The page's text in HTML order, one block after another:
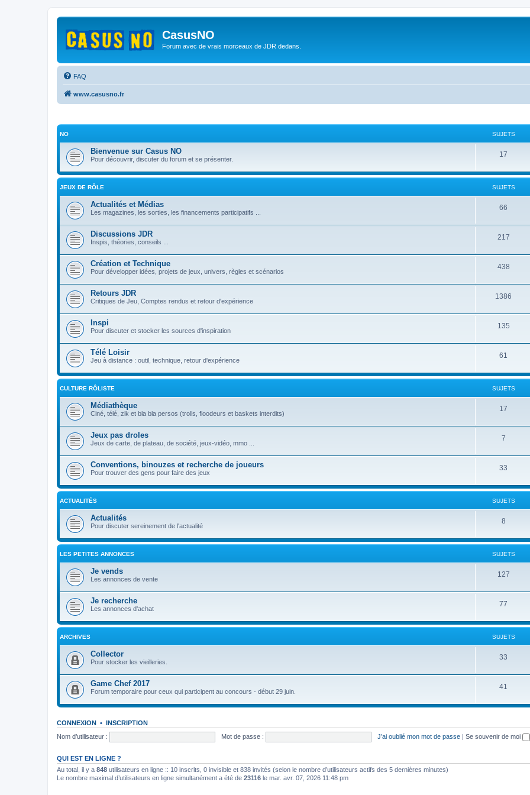
CasusNO
Forum avec de vrais morceaux de JDR dedans.
FAQ
www.casusno.fr
NO SUJETS
Bienvenue sur Casus NO
Pour découvrir, discuter du forum et se présenter.
17
JEUX DE RÔLE SUJETS
Actualités et Médias
Les magazines, les sorties, les financements participatifs ...
66
Discussions JDR
Inspis, théories, conseils ...
217
Création et Technique
Pour développer idées, projets de jeux, univers, règles et scénarios
438
Retours JDR
Critiques de Jeu, Comptes rendus et retour d'expérience
1386
Inspi
Pour discuter et stocker les sources d'inspiration
135
Télé Loisir
Jeu à distance : outil, technique, retour d'expérience
61
CULTURE RÔLISTE SUJETS
Médiathèque
Ciné, télé, zik et bla bla persos (trolls, floodeurs et baskets interdits)
17
Jeux pas droles
Jeux de carte, de plateau, de société, jeux-vidéo, mmo ...
7
Conventions, binouzes et recherche de joueurs
Pour trouver des gens pour faire des jeux
33
ACTUALITÉS SUJETS
Actualités
Pour discuter sereinement de l'actualité
8
LES PETITES ANNONCES SUJETS
Je vends
Les annonces de vente
127
Je recherche
Les annonces d'achat
77
ARCHIVES SUJETS
Collector
Pour stocker les vieilleries.
33
Game Chef 2017
Forum temporaire pour ceux qui participent au concours - début 29 juin.
41
CONNEXION • INSCRIPTION
Nom d’utilisateur :
Mot de passe : J’ai oublié mon mot de passe | Se souvenir de moi
QUI EST EN LIGNE ?
Au total, il y a 848 utilisateurs en ligne :: 10 inscrits, 0 invisible et 838 invités (selon le nombre d’utilisateurs actifs des 5 dernières minutes)
Le nombre maximal d’utilisateurs en ligne simultanément a été de 23116 le mar. avr. 07, 2026 11:48 pm